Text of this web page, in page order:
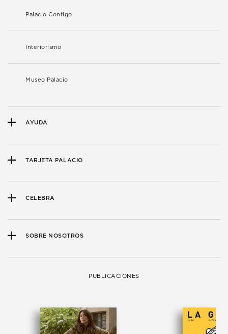
Palacio Contigo
Interiorismo
Museo Palacio
AYUDA
TARJETA PALACIO
CELEBRA
SOBRE NOSOTROS
PUBLICACIONES